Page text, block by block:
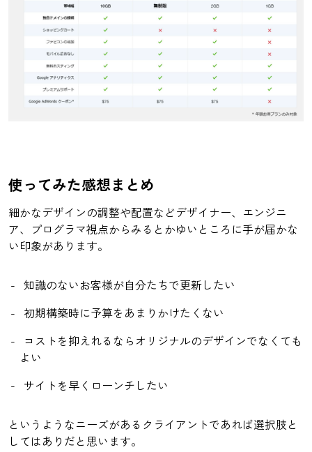
使ってみた感想まとめ
細かなデザインの調整や配置などデザイナー、エンジニ
ア、プログラマ視点からみるとかゆいところに手が届かな
い印象があります。
知識のないお客様が自分たちで更新したい
初期構築時に予算をあまりかけたくない
コストを抑えれるならオリジナルのデザインでなくても
よい
サイトを早くローンチしたい
というようなニーズがあるクライアントであれば選択肢と
してはありだと思います。